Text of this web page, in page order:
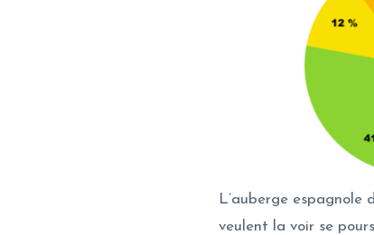
L’auberge espagnole
veulent la voir se